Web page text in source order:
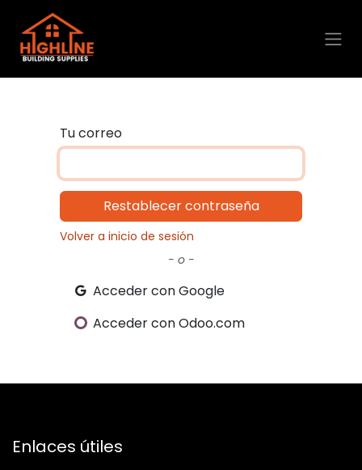
Ir al contenido
Tu correo
Restablecer contraseña
Volver a inicio de sesión
- o -
Acceder con Google
Acceder con Odoo.com
Enlaces útiles